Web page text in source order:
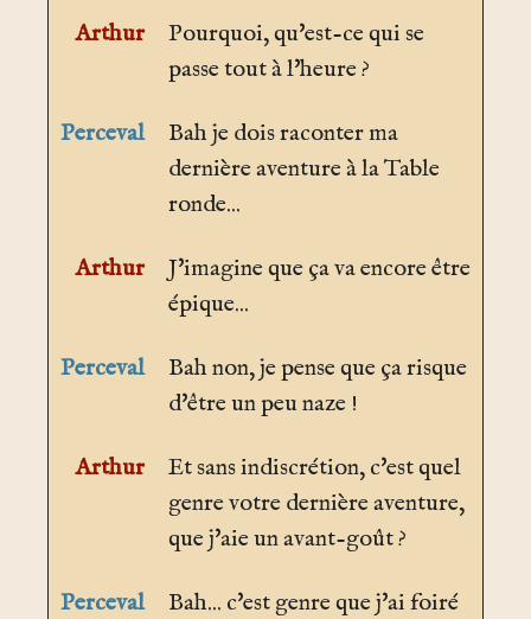
Arthur
Pourquoi, qu'est-ce qui se
passe tout à l'heure ?
Perceval
Bah je dois raconter ma
dernière aventure à la Table
ronde...
Arthur
J'imagine que ça va encore être
épique...
Perceval
Bah non, je pense que ça risque
d'être un peu naze !
Arthur
Et sans indiscrétion, c'est quel
genre votre dernière aventure,
que j'aie un avant-goût ?
Perceval
Bah... c'est genre que j'ai foiré